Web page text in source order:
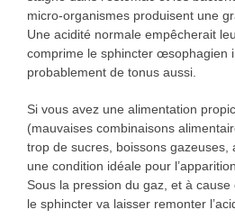
micro-organismes produisent une
Une acidité normale empêcherait
comprime le sphincter œsophagien
probablement de tonus aussi.
Si vous avez une alimentation
(mauvaises combinaisons
trop de sucres, boissons gazeuses,
une condition idéale pour
Sous la pression du gaz, et à cause
le sphincter va laisser remonter